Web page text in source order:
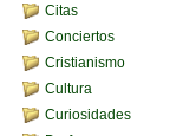
Citas
Conciertos
Cristianismo
Cultura
Curiosidades